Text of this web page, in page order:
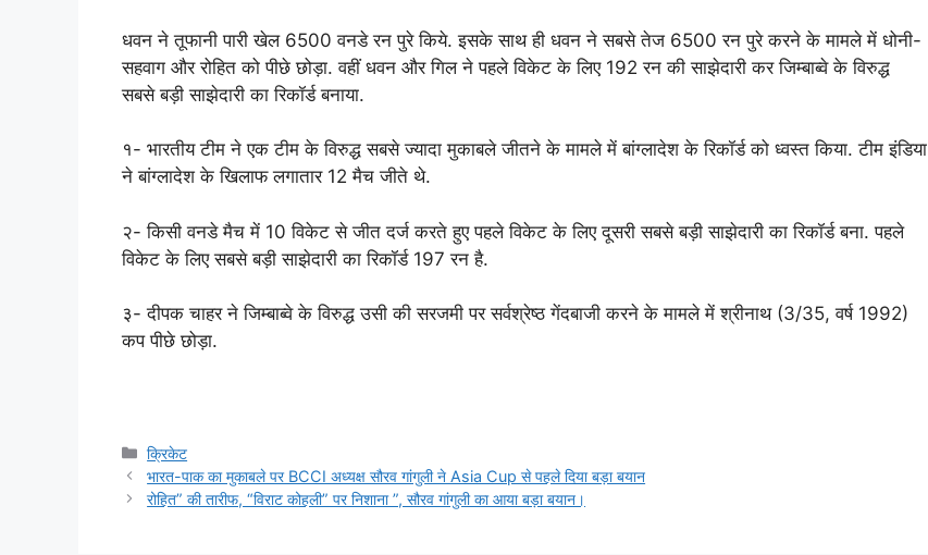
धवन ने तूफानी पारी खेल 6500 वनडे रन पुरे किये. इसके साथ ही धवन ने सबसे तेज 6500 रन पुरे करने के मामले में धोनी-
सहवाग और रोहित को पीछे छोड़ा. वहीं धवन और गिल ने पहले विकेट के लिए 192 रन की साझेदारी कर जिम्बाब्वे के विरुद्ध
सबसे बड़ी साझेदारी का रिकॉर्ड बनाया.
१- भारतीय टीम ने एक टीम के विरुद्ध सबसे ज्यादा मुकाबले जीतने के मामले में बांग्लादेश के रिकॉर्ड को ध्वस्त किया. टीम इंडिया
ने बांग्लादेश के खिलाफ लगातार 12 मैच जीते थे.
२- किसी वनडे मैच में 10 विकेट से जीत दर्ज करते हुए पहले विकेट के लिए दूसरी सबसे बड़ी साझेदारी का रिकॉर्ड बना. पहले
विकेट के लिए सबसे बड़ी साझेदारी का रिकॉर्ड 197 रन है.
३- दीपक चाहर ने जिम्बाब्वे के विरुद्ध उसी की सरजमी पर सर्वश्रेष्ठ गेंदबाजी करने के मामले में श्रीनाथ (3/35, वर्ष 1992)
कप पीछे छोड़ा.
Categories
क्रिकेट
भारत-पाक का मुकाबले पर BCCI अध्यक्ष सौरव गांगुली ने Asia Cup से पहले दिया बड़ा बयान
रोहित” की तारीफ, “विराट कोहली” पर निशाना ”, सौरव गांगुली का आया बड़ा बयान।